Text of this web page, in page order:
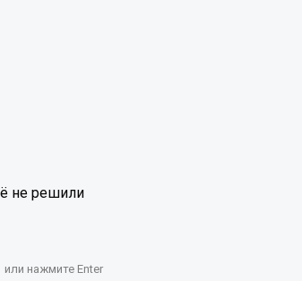
не решили
или нажмите Enter